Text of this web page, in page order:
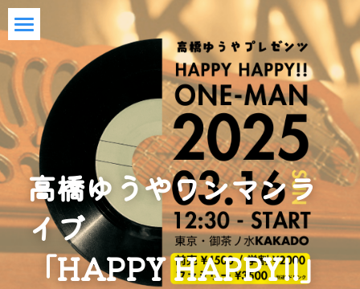
Home
Profile
The Source
シングル・アルバム
アートワーク一覧
Be楽曲集・歌詞
映像
ミュージックビデオ
各種SNS
高橋ゆうやワンマンラ
イブ
「HAPPY HAPPY!!」